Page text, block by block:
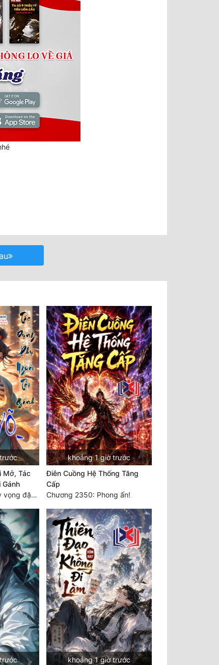
Mở, Tác
Gánh
Chương 400: Mọi hy vọng đặt trên Tô Mặc!
khoảng 1 giờ trước
Điên Cuồng Hệ Thống Tăng
Cấp
Chương 2350: Phong ấn!
khoảng 1 giờ trước